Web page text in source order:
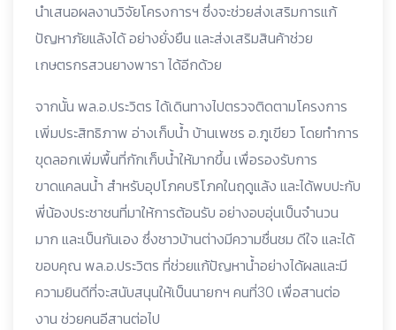
นำเสนอผลงานวิจัยโครงการฯ ซึ่งจะช่วยส่งเสริมการแก้
ปัญหาภัยแล้งได้ อย่างยั่งยืน และส่งเสริมสินค้าช่วย
เกษตรกรสวนยางพารา ได้อีกด้วย
จากนั้น พล.อ.ประวิตร ได้เดินทางไปตรวจติดตามโครงการ
เพิ่มประสิทธิภาพ อ่างเก็บน้ำ บ้านเพชร อ.ภูเขียว โดยทำการ
ขุดลอกเพิ่มพื้นที่กักเก็บน้ำให้มากขึ้น เพื่อรองรับการ
ขาดแคลนน้ำ สำหรับอุปโภคบริโภคในฤดูแล้ง และได้พบปะกับ
พี่น้องประชาชนที่มาให้การต้อนรับ อย่างอบอุ่นเป็นจำนวน
มาก และเป็นกันเอง ซึ่งชาวบ้านต่างมีความชื่นชม ดีใจ และได้
ขอบคุณ พล.อ.ประวิตร ที่ช่วยแก้ปัญหาน้ำอย่างได้ผลและมี
ความยินดีที่จะสนับสนุนให้เป็นนายกฯ คนที่30 เพื่อสานต่อ
งาน ช่วยคนอีสานต่อไป